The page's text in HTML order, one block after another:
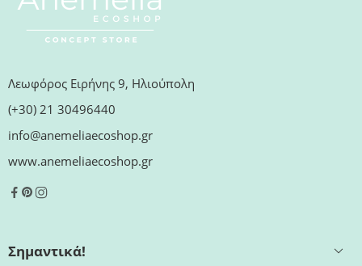
Λεωφόρος Ειρήνης 9, Ηλιούπολη
(+30) 21 30496440
info@anemeliaecoshop.gr
www.anemeliaecoshop.gr
Σημαντικά!